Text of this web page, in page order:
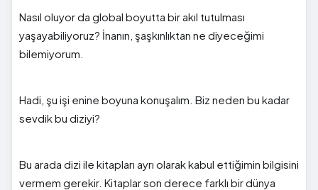
Nasıl oluyor da global boyutta bir akıl tutulması
yaşayabiliyoruz? İnanın, şaşkınlıktan ne diyeceğimi
bilemiyorum.
Hadi, şu işi enine boyuna konuşalım. Biz neden bu kadar
sevdik bu diziyi?
Bu arada dizi ile kitapları ayrı olarak kabul ettiğimin bilgisini
vermem gerekir. Kitaplar son derece farklı bir dünya